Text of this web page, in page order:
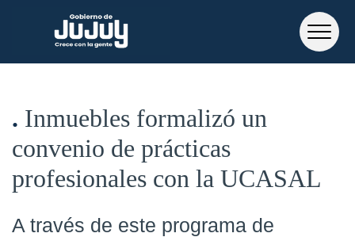
Inmuebles formalizó un
convenio de prácticas
profesionales con la UCASAL
A través de este programa de